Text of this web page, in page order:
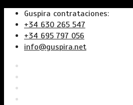
Guspira contrataciones:
+34 630 265 547
+34 695 797 056
info@guspira.net